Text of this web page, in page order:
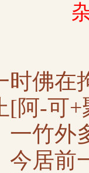
佛在
[阿-可
一竹外
今居前